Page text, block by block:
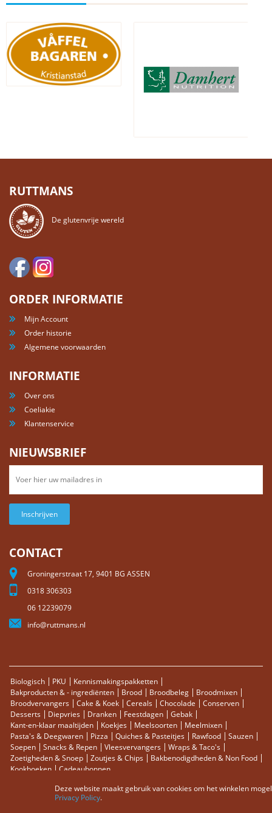
RUTTMANS
De glutenvrije wereld
ORDER INFORMATIE
Mijn Account
Order historie
Algemene voorwaarden
INFORMATIE
Over ons
Coeliakie
Klantenservice
NIEUWSBRIEF
Inschrijven
CONTACT
Groningerstraat 17, 9401 BG ASSEN
0318 306303
06 12239079
info@ruttmans.nl
Biologisch PKU
Kennismakingspakketten
Bakproducten & - ingrediënten
Brood Broodbeleg
Broodmixen
Broodvervangers
Cake & Koek Cereals Chocolade
Conserven
Desserts
Diepvries Dranken Feestdagen
Gebak
Kant-en-klaar maaltijden
Koekjes Meelsoorten
Meelmixen
Pasta's & Deegwaren
Pizza Quiches & Pasteitjes Rawfood
Sauzen
Soepen
Snacks & Repen Vleesvervangers
Wraps & Taco's
Zoetigheden & Snoep
Zoutjes & Chips
Bakbenodigdheden & Non Food
Kookboeken
Cadeaubonnen
Zoektermen Zoeken
Deze website maakt gebruik van cookies om het winkelen
Privacy Policy.